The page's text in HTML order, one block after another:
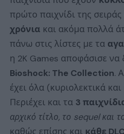
πρώτο παιχνίδι της σειράς
χρόνια και ακόμα πολλά
πάνω στις λίστες με τα
η 2K Games αποφάσισε να
Bioshock: The Collection.
έχει όλα (κυριολεκτικά
Περιέχει και τα 3
αρχικό τίτλο, το sequel και
καθώς επίσης και κάθε